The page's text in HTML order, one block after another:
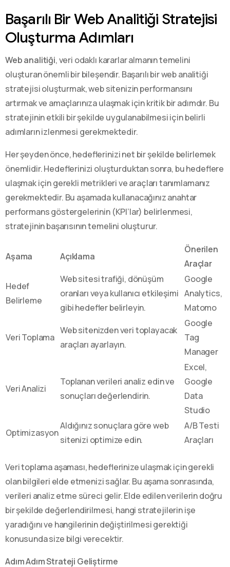
Başarılı Bir Web Analitiği Stratejisi
Oluşturma Adımları
Web analitiği, veri odaklı kararlar almanın temelini
oluşturan önemli bir bileşendir. Başarılı bir web analitiği
stratejisi oluşturmak, web sitenizin performansını
artırmak ve amaçlarınıza ulaşmak için kritik bir adımdır. Bu
stratejinin etkili bir şekilde uygulanabilmesi için belirli
adımların izlenmesi gerekmektedir.
Her şeyden önce, hedeflerinizi net bir şekilde belirlemek
önemlidir. Hedeflerinizi oluşturduktan sonra, bu hedeflere
ulaşmak için gerekli metrikleri ve araçları tanımlamanız
gerekmektedir. Bu aşamada kullanacağınız anahtar
performans göstergelerinin (KPI’lar) belirlenmesi,
stratejinin başarısının temelini oluşturur.
Aşama Açıklama
Önerilen
Araçlar
Hedef
Belirleme
Web sitesi trafiği, dönüşüm
oranları veya kullanıcı etkileşimi
gibi hedefler belirleyin.
Google
Analytics,
Matomo
Veri Toplama
Web sitenizden veri toplayacak
araçları ayarlayın.
Google
Tag
Manager
Veri Analizi
Toplanan verileri analiz edin ve
sonuçları değerlendirin.
Excel,
Google
Data
Studio
Optimizasyon
Aldığınız sonuçlara göre web
sitenizi optimize edin.
A/B Testi
Araçları
Veri toplama aşaması, hedeflerinize ulaşmak için gerekli
olan bilgileri elde etmenizi sağlar. Bu aşama sonrasında,
verileri analiz etme süreci gelir. Elde edilen verilerin doğru
bir şekilde değerlendirilmesi, hangi stratejilerin işe
yaradığını ve hangilerinin değiştirilmesi gerektiği
konusunda size bilgi verecektir.
Adım Adım Strateji Geliştirme